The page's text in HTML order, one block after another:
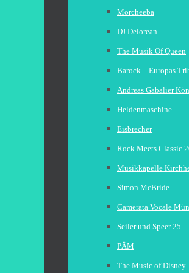
Morcheeba
DJ Delorean
The Musik Of Queen
Barock – Europas
Andreas Gabalier
Heldenmaschine
Eisbrecher
Rock Meets Classic
Musikkapelle
Simon McBride
Camerata Vocale
Seiler und Speer 25
PÄM
The Music of Disney